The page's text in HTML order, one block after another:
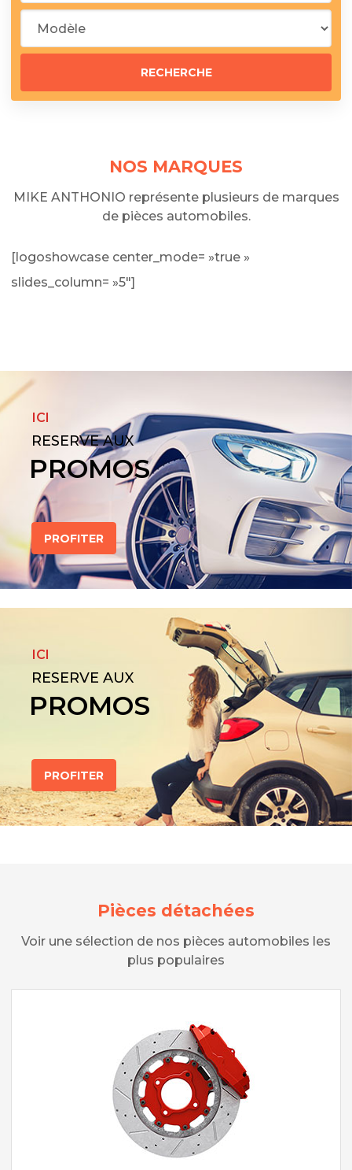
NOS MARQUES
MIKE ANTHONIO représente plusieurs de marques
de pièces automobiles.
[logoshowcase center_mode= »true »
slides_column= »5″]
ICI
RESERVE AUX
PROMOS
PROFITER
ICI
RESERVE AUX
PROMOS
PROFITER
Pièces détachées
Voir une sélection de nos pièces automobiles les
plus populaires